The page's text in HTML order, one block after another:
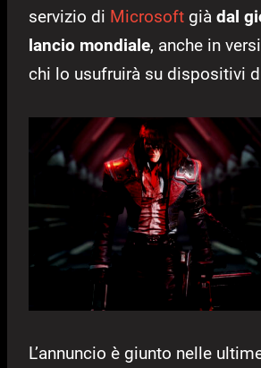
servizio di Microsoft già dal
lancio mondiale, anche in
chi lo usufruirà su dispositivi
L’annuncio è giunto nelle